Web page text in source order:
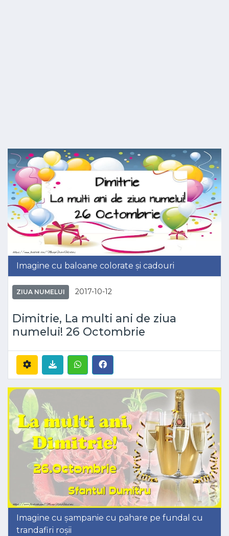
Imagine cu baloane colorate și cadouri
ZIUA NUMELUI 2017-10-12
Dimitrie, La multi ani de ziua
numelui! 26 Octombrie
Imagine cu șampanie cu pahare pe fundal cu
trandafiri roșii